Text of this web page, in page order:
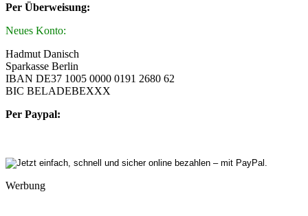
Per Überweisung:
Neues Konto:
Hadmut Danisch
Sparkasse Berlin
IBAN DE37 1005 0000 0191 2680 62
BIC BELADEBEXXX
Per Paypal:
Werbung